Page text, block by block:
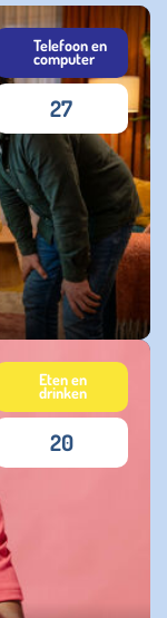
Telefoon en
computer
27
Eten en
drinken
20